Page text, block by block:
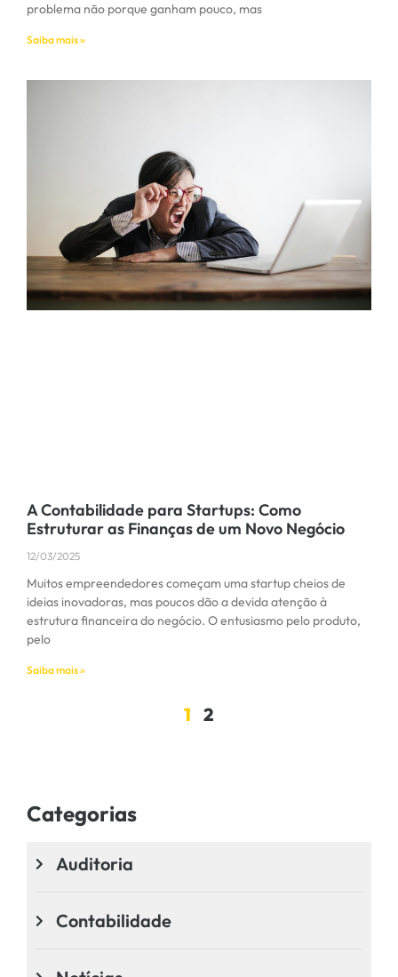
problema não porque ganham pouco, mas
Saiba mais »
A Contabilidade para Startups: Como
Estruturar as Finanças de um Novo Negócio
12/03/2025
Muitos empreendedores começam uma startup cheios de
ideias inovadoras, mas poucos dão a devida atenção à
estrutura financeira do negócio. O entusiasmo pelo produto,
pelo
Saiba mais »
1 2
Categorias
Auditoria
Contabilidade